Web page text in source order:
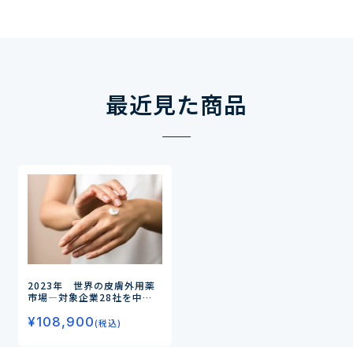
最近見た商品
2023年 世界の皮膚外用薬
市場―対象企業28社を中心
場を調査―
¥108,900(税込)